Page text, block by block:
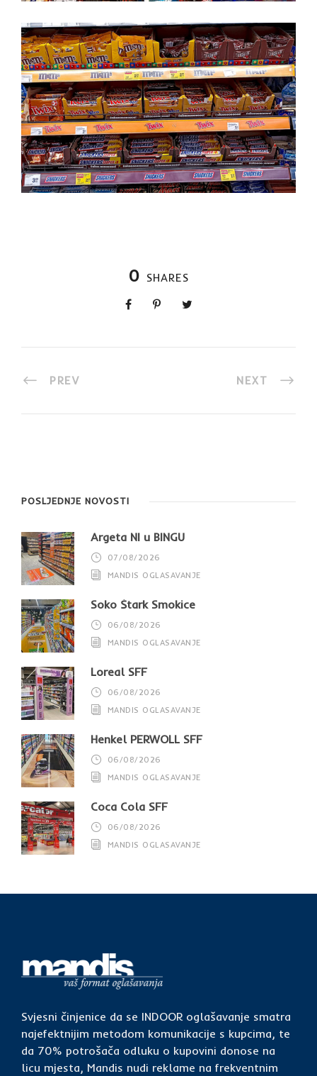
0 SHARES
PREV NEXT
POSLJEDNJE NOVOSTI
Argeta NI u BINGU
07/08/2026
MANDIS OGLASAVANJE
Soko Štark Smokice
06/08/2026
MANDIS OGLASAVANJE
Loreal SFF
06/08/2026
MANDIS OGLASAVANJE
Henkel PERWOLL SFF
06/08/2026
MANDIS OGLASAVANJE
Coca Cola SFF
06/08/2026
MANDIS OGLASAVANJE
Svjesni činjenice da se INDOOR oglašavanje smatra
najefektnijim metodom komunikacije s kupcima, te
da 70% potrošača odluku o kupovini donose na
licu mjesta, Mandis nudi reklame na frekventnim